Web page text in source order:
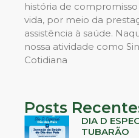
história de
vida, por meio da
assistência à saúde.
nossa atividade como
Cotidiana
Posts
DIA D
TUBARÃO